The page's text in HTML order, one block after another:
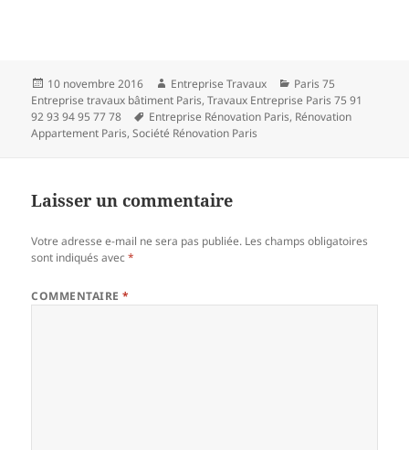
Publié
le
10 novembre 2016 Auteur
Entreprise Travaux Catégories
Paris 75
Entreprise travaux bâtiment Paris,Travaux Entreprise Paris 75 91
92 93 94 95 77 78
Mots-
clés
Entreprise Rénovation Paris, Rénovation
Appartement Paris,Société Rénovation Paris
Laisser un commentaire
Votre adresse e-mail ne sera pas publiée. Les champs obligatoires
sont indiqués avec*
COMMENTAIRE*